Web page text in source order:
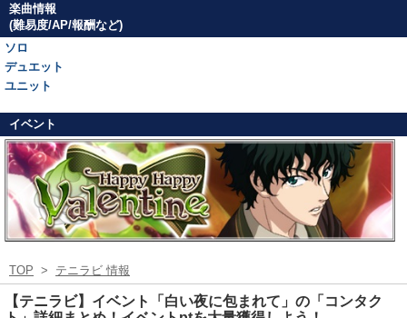
楽曲情報
(難易度/AP/報酬など)
ソロ
デュエット
ユニット
イベント
TOP > テニラビ 情報
【テニラビ】イベント「白い夜に包まれて」の「コンタク